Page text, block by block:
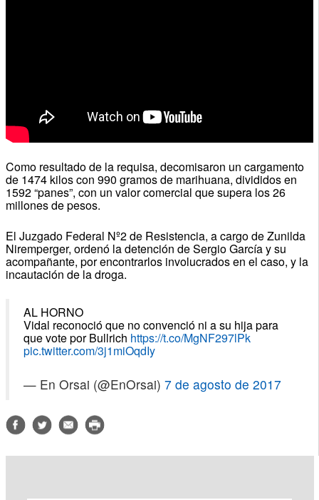
Como resultado de la requisa, decomisaron un cargamento
de 1474 kilos con 990 gramos de marihuana, divididos en
1592 “panes”, con un valor comercial que supera los 26
millones de pesos.
El Juzgado Federal Nº2 de Resistencia, a cargo de Zunilda
Niremperger, ordenó la detención de Sergio García y su
acompañante, por encontrarlos involucrados en el caso, y la
incautación de la droga.
AL HORNO
Vidal reconoció que no convenció ni a su hija para
que vote por Bullrich https://t.co/MgNF297lPk
pic.twitter.com/3j1miOqdIy
— En Orsai (@EnOrsai) 7 de agosto de 2017